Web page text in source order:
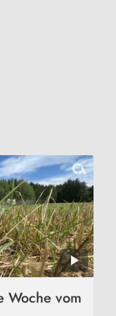
Woche vom